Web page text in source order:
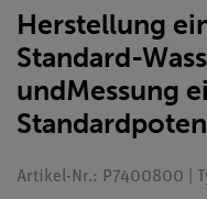
Herstellung
Standard-
undMessung
Artikel-Nr.: P7400800 |